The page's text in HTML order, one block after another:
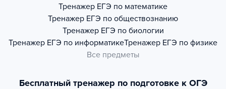
Тренажер ЕГЭ по математике
Тренажер ЕГЭ по обществознанию
Тренажер ЕГЭ по биологии
Тренажер ЕГЭ по информатикеТренажер ЕГЭ по физике
Все предметы
Бесплатный тренажер по подготовке к ОГЭ